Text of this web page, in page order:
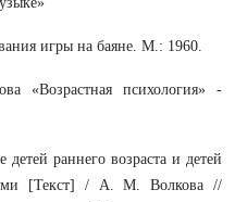
игры на баяне. М.: 1960.
«Возрастная психология» -
раннего возраста и детей
[Текст] / А. М. Волкова //